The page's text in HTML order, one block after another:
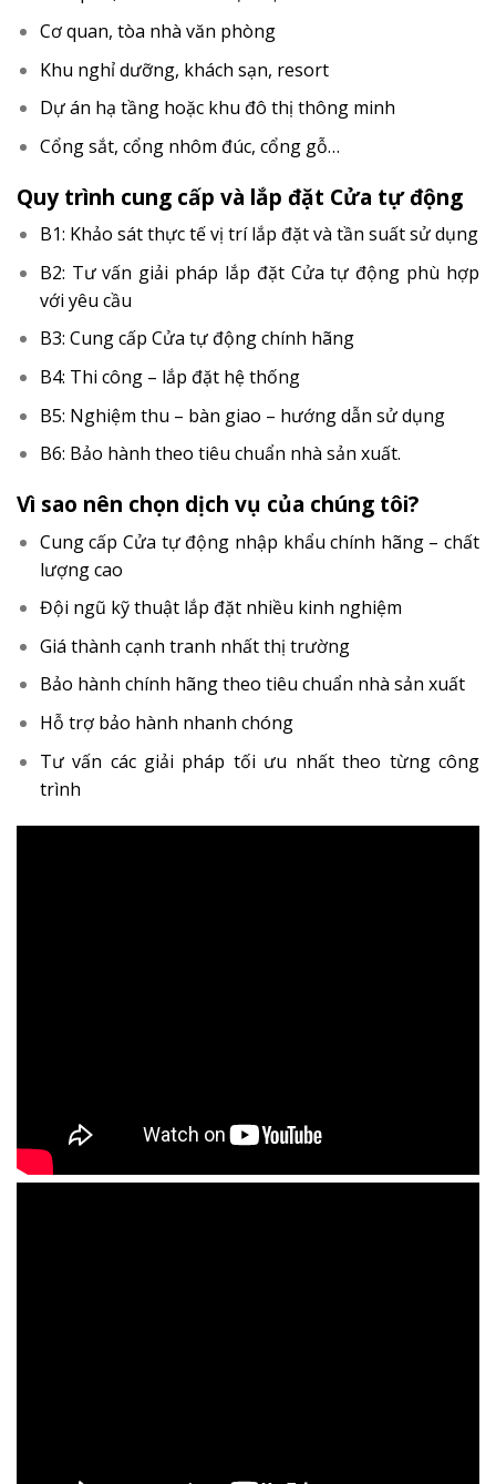
Cơ quan, tòa nhà văn phòng
Khu nghỉ dưỡng, khách sạn, resort
Dự án hạ tầng hoặc khu đô thị thông minh
Cổng sắt, cổng nhôm đúc, cổng gỗ…
Quy trình cung cấp và lắp đặt Cửa tự động
B1: Khảo sát thực tế vị trí lắp đặt và tần suất sử dụng
B2: Tư vấn giải pháp lắp đặt Cửa tự động phù hợp
với yêu cầu
B3: Cung cấp Cửa tự động chính hãng
B4: Thi công – lắp đặt hệ thống
B5: Nghiệm thu – bàn giao – hướng dẫn sử dụng
B6: Bảo hành theo tiêu chuẩn nhà sản xuất.
Vì sao nên chọn dịch vụ của chúng tôi?
Cung cấp Cửa tự động nhập khẩu chính hãng – chất
lượng cao
Đội ngũ kỹ thuật lắp đặt nhiều kinh nghiệm
Giá thành cạnh tranh nhất thị trường
Bảo hành chính hãng theo tiêu chuẩn nhà sản xuất
Hỗ trợ bảo hành nhanh chóng
Tư vấn các giải pháp tối ưu nhất theo từng công
trình